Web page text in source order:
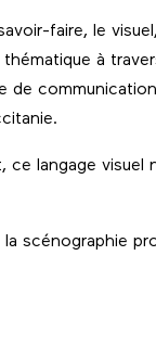
faire, le
thématique à
de
ce langage visuel
scénographie